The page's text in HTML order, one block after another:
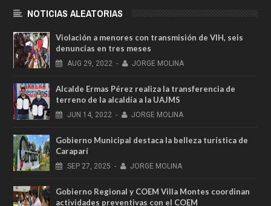
NOTICIAS ALEATORIAS
Violación a menores con transmisión de VIH, seis
denuncias en tres meses
AUG 29, 2022 - JORGE MOLINA
Alcalde Ermas Pérez realiza la transferencia de
terreno de la alcaldía a la UAJMS
JUN 14, 2022 - JORGE MOLINA
Gobierno Municipal destaca la belleza turística de
Caraparí
SEP 27, 2025 - JORGE MOLINA
Gobierno Regional y COEM Villa Montes coordinan
actividades preventivas con el COEM